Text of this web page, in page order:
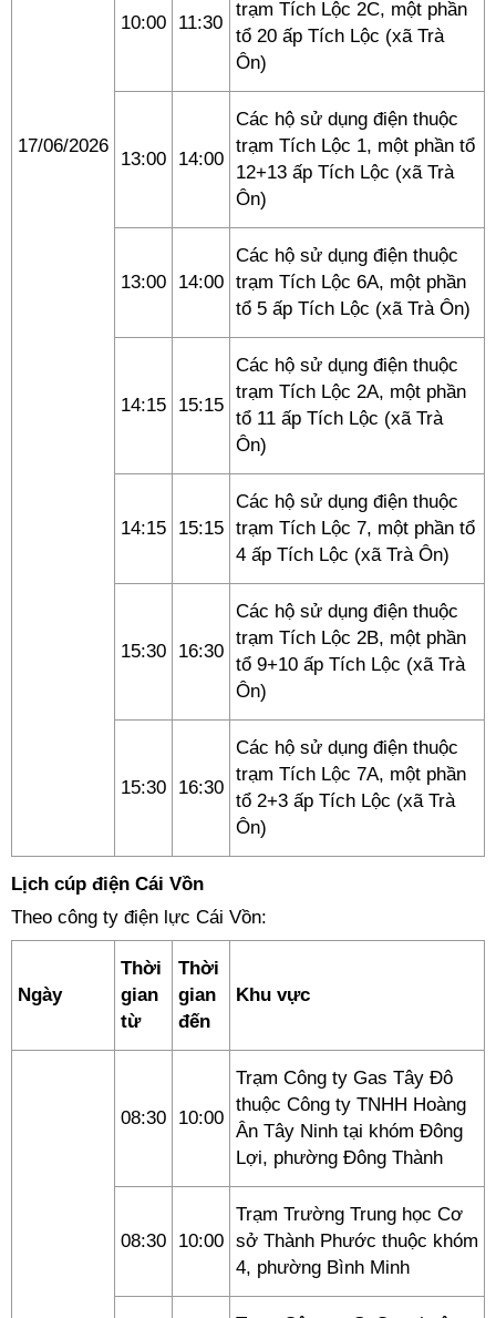
17/06/2026
10:00 11:30
trạm Tích Lộc 2C, một phần
tổ 20 ấp Tích Lộc (xã Trà
Ôn)
13:00 14:00
Các hộ sử dụng điện thuộc
trạm Tích Lộc 1, một phần tổ
12+13 ấp Tích Lộc (xã Trà
Ôn)
13:00 14:00
Các hộ sử dụng điện thuộc
trạm Tích Lộc 6A, một phần
tổ 5 ấp Tích Lộc (xã Trà Ôn)
14:15 15:15
Các hộ sử dụng điện thuộc
trạm Tích Lộc 2A, một phần
tổ 11 ấp Tích Lộc (xã Trà
Ôn)
14:15 15:15
Các hộ sử dụng điện thuộc
trạm Tích Lộc 7, một phần tổ
4 ấp Tích Lộc (xã Trà Ôn)
15:30 16:30
Các hộ sử dụng điện thuộc
trạm Tích Lộc 2B, một phần
tổ 9+10 ấp Tích Lộc (xã Trà
Ôn)
15:30 16:30
Các hộ sử dụng điện thuộc
trạm Tích Lộc 7A, một phần
tổ 2+3 ấp Tích Lộc (xã Trà
Ôn)
Lịch cúp điện Cái Vồn
Theo công ty điện lực Cái Vồn:
Ngày
Thời
gian
từ
Thời
gian
đến
Khu vực
08:30 10:00
Trạm Công ty Gas Tây Đô
thuộc Công ty TNHH Hoàng
Ân Tây Ninh tại khóm Đông
Lợi, phường Đông Thành
08:30 10:00
Trạm Trường Trung học Cơ
sở Thành Phước thuộc khóm
4, phường Bình Minh